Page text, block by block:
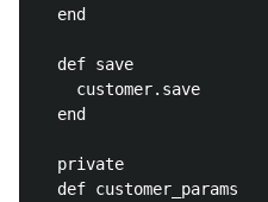
  end
  def save
    customer.save
  end
  private
  def customer_params